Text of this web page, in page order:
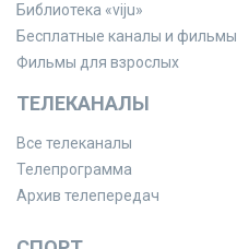
Библиотека «viju»
Бесплатные каналы и фильмы
Фильмы для взрослых
ТЕЛЕКАНАЛЫ
Все телеканалы
Телепрограмма
Архив телепередач